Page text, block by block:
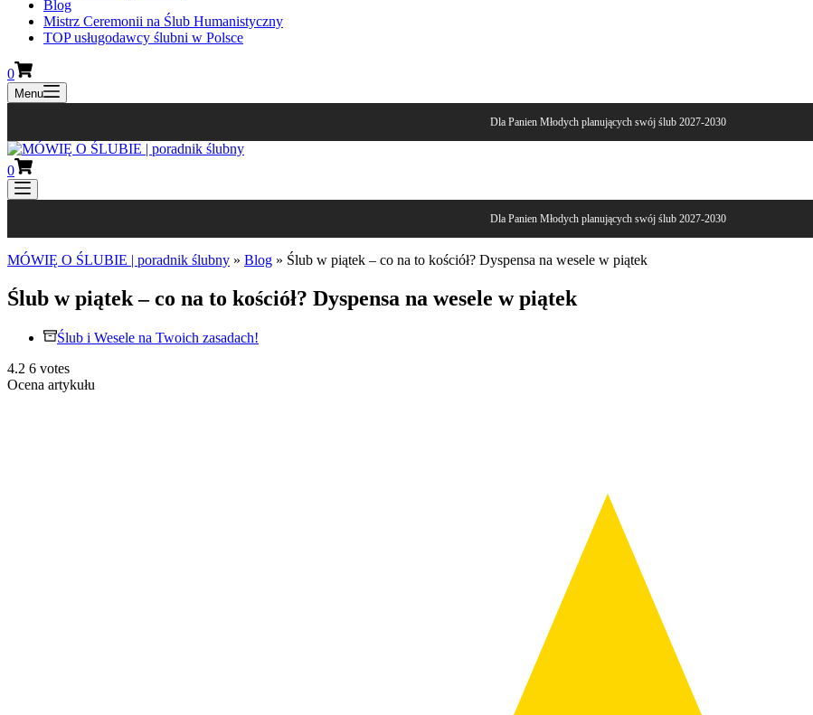
Blog
Mistrz Ceremonii na Ślub Humanistyczny
TOP usługodawcy ślubni w Polsce
0
Menu
Dla Panien Młodych planujących swój ślub 2027-2030
0
Dla Panien Młodych planujących swój ślub 2027-2030
MÓWIĘ O ŚLUBIE | poradnik ślubny » Blog » Ślub w piątek – co na to kościół? Dyspensa na wesele w piątek
Ślub w piątek – co na to kościół? Dyspensa na wesele w piątek
Ślub i Wesele na Twoich zasadach!
4.2 6 votes
Ocena artykułu